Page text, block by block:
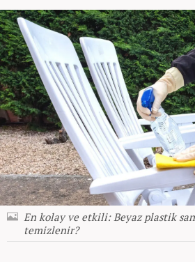
En kolay ve etkili: Beyaz plastik
temizlenir?